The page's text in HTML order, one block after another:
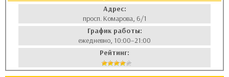
Адрес:
просп. Комарова, 6/1
График работы:
ежедневно, 10:00–21:00
Рейтинг: